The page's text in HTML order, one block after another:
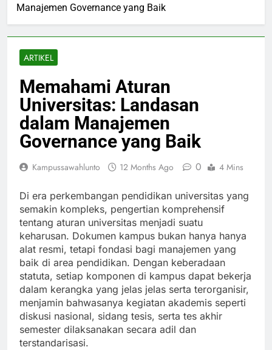
Manajemen Governance yang Baik
ARTIKEL
Memahami Aturan
Universitas: Landasan
dalam Manajemen
Governance yang Baik
Kampussawahlunto 12 Months Ago 0 4 Mins
Di era perkembangan pendidikan universitas yang
semakin kompleks, pengertian komprehensif
tentang aturan universitas menjadi suatu
keharusan. Dokumen kampus bukan hanya hanya
alat resmi, tetapi fondasi bagi manajemen yang
baik di area pendidikan. Dengan keberadaan
statuta, setiap komponen di kampus dapat bekerja
dalam kerangka yang jelas jelas serta terorganisir,
menjamin bahwasanya kegiatan akademis seperti
diskusi nasional, sidang tesis, serta tes akhir
semester dilaksanakan secara adil dan
terstandarisasi.